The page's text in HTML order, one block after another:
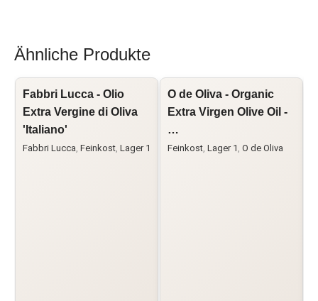
Ähnliche Produkte
Fabbri Lucca - Olio
Extra Vergine di Oliva
'Italiano'
Fabbri Lucca, Feinkost, Lager 1
O de Oliva - Organic
Extra Virgen Olive Oil -
…
Feinkost, Lager 1 , O de Oliva